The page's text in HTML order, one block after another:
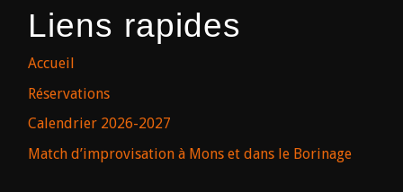
Liens rapides
Accueil
Réservations
Calendrier 2026-2027
Match d’improvisation à Mons et dans le Borinage